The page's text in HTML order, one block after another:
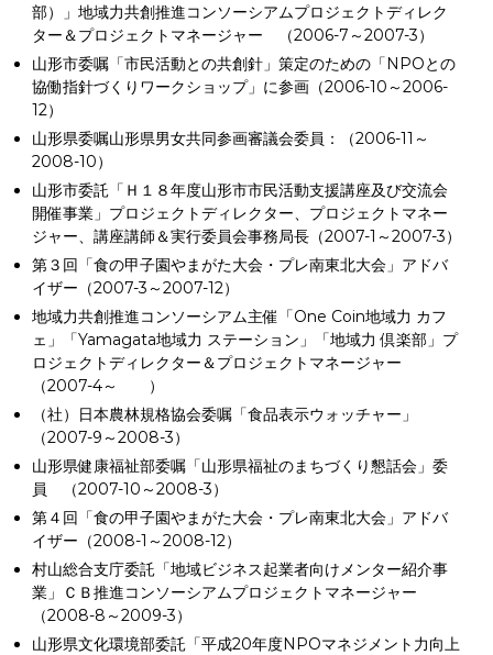
部）」地域力共創推進コンソーシアムプロジェクトディレク
ター＆プロジェクトマネージャー （2006-7～2007-3）
山形市委嘱「市民活動との共創針」策定のための「NPOとの
協働指針づくりワークショップ」に参画（2006-10～2006-
12）
山形県委嘱山形県男女共同参画審議会委員：（2006-11～
2008-10）
山形市委託「Ｈ１８年度山形市市民活動支援講座及び交流会
開催事業」プロジェクトディレクター、プロジェクトマネー
ジャー、講座講師＆実行委員会事務局長（2007-1～2007-3）
第３回「食の甲子園やまがた大会・プレ南東北大会」アドバ
イザー（2007-3～2007-12）
地域力共創推進コンソーシアム主催「One Coin地域力 カフ
ェ」「Yamagata地域力 ステーション」「地域力 倶楽部」プ
ロジェクトディレクター＆プロジェクトマネージャー
（2007-4～ ）
（社）日本農林規格協会委嘱「食品表示ウォッチャー」
（2007-9～2008-3）
山形県健康福祉部委嘱「山形県福祉のまちづくり懇話会」委
員 （2007-10～2008-3）
第４回「食の甲子園やまがた大会・プレ南東北大会」アドバ
イザー（2008-1～2008-12）
村山総合支庁委託「地域ビジネス起業者向けメンター紹介事
業」ＣＢ推進コンソーシアムプロジェクトマネージャー
（2008-8～2009-3）
山形県文化環境部委託「平成20年度NPOマネジメント力向上